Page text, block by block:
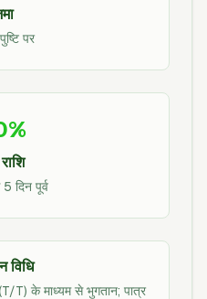
पर
दिन पूर्व
विधि
T) के माध्यम से भुगतान; पात्र